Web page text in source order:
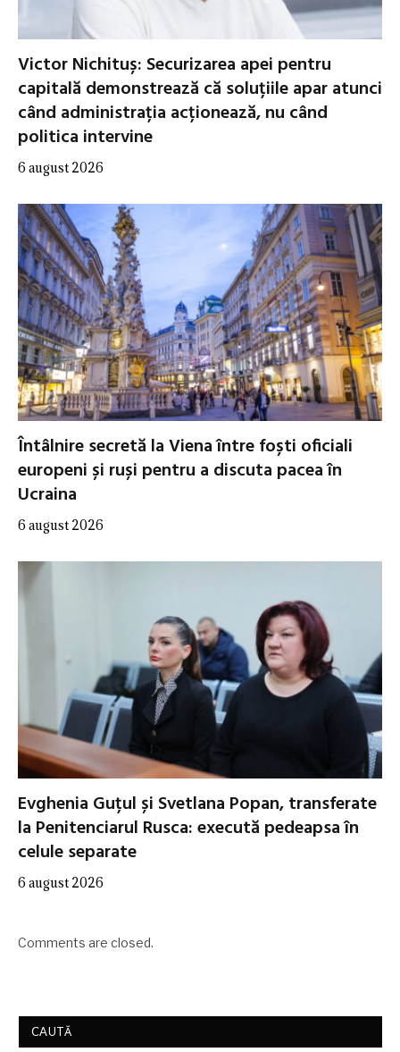
Victor Nichituș: Securizarea apei pentru
capitală demonstrează că soluțiile apar atunci
când administrația acționează, nu când
politica intervine
6 august 2026
Întâlnire secretă la Viena între foști oficiali
europeni și ruși pentru a discuta pacea în
Ucraina
6 august 2026
Evghenia Guțul și Svetlana Popan, transferate
la Penitenciarul Rusca: execută pedeapsa în
celule separate
6 august 2026
Comments are closed.
CAUTĂ